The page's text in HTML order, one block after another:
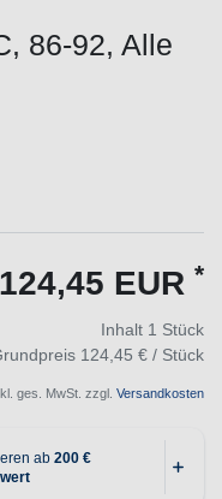
86-92, Alle
124,45 EUR *
Inhalt 1 Stück
124,45 € / Stück
ges. MwSt. zzgl. Versandkosten